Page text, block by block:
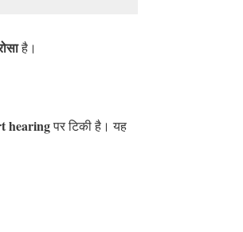
है।
hearingपर टिकी है। यह